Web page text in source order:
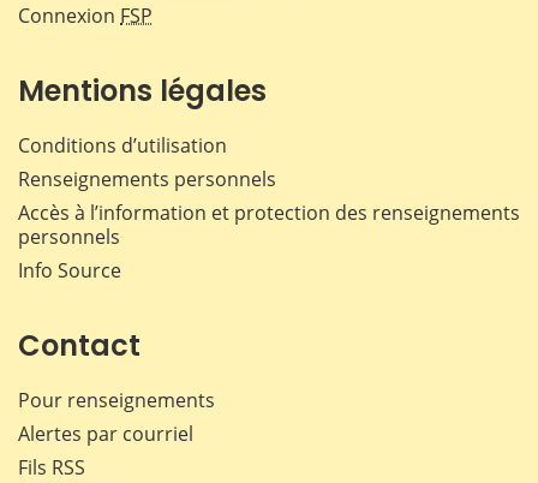
Connexion FSP
Mentions légales
Conditions d’utilisation
Renseignements personnels
Accès à l’information et protection des renseignements
personnels
Info Source
Contact
Pour renseignements
Alertes par courriel
Fils RSS